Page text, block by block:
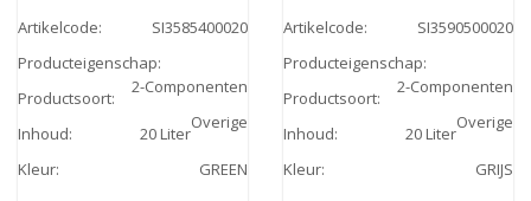
Artikelcode:
SI3585400020
Producteigenschap:
2-Componenten
Productsoort:
Overige
Inhoud:
20 Liter
Kleur: GREEN
Artikelcode:
SI3590500020
Producteigenschap:
2-Componenten
Productsoort:
Overige
Inhoud:
20 Liter
Kleur: GRIJS